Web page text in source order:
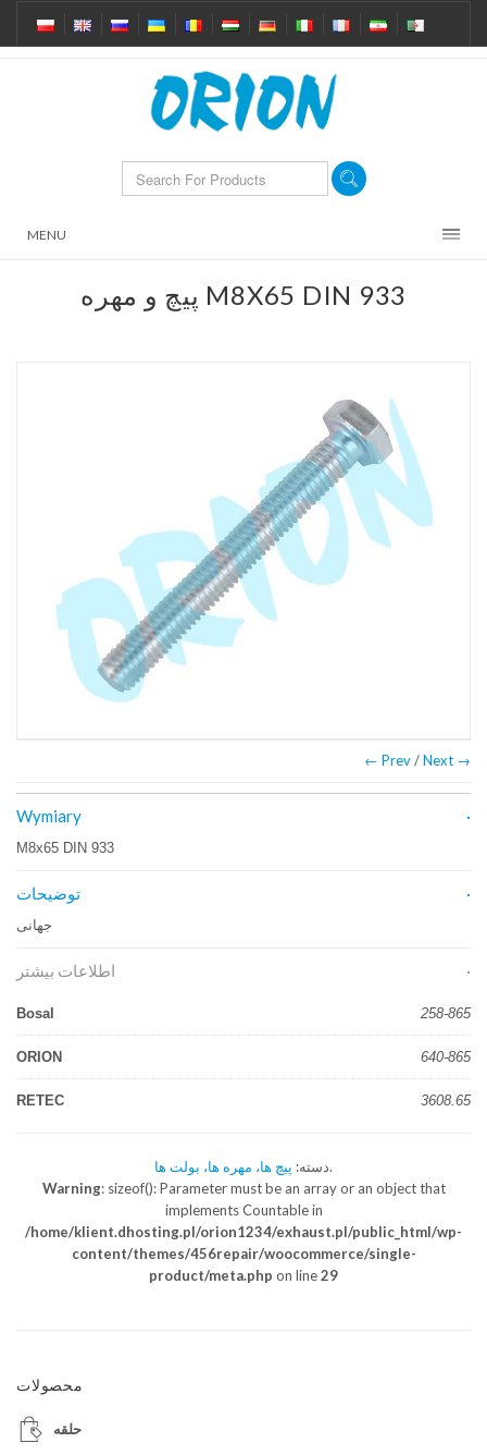
MENU
پیچ و مهره M8X65 DIN 933
← Prev/Next →
Wymiary
M8x65 DIN 933
توضیحات
جهانی
اطلاعات بیشتر
Bosal 258-865
ORION 640-865
RETEC 3608.65
دسته: پیچ ها، مهره ها، بولت ها
.
Warning: sizeof(): Parameter must be an array or an object that
implements Countable in
/home/klient.dhosting.pl/orion1234/exhaust.pl/public_html/wp-
content/themes/456repair/woocommerce/single-
product/meta.php on line29
محصولات
حلقه